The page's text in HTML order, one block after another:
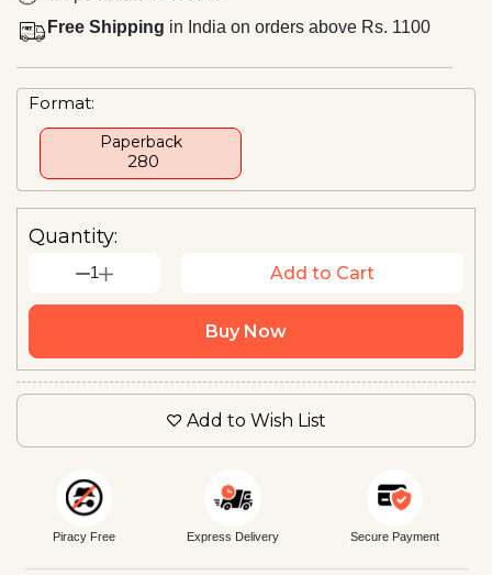
Free Shipping in India on orders above Rs. 1100
Format:
Paperback
₹ 280
Quantity:
1 Add to Cart
Buy Now
Add to Wish List
Piracy Free Express Delivery Secure Payment